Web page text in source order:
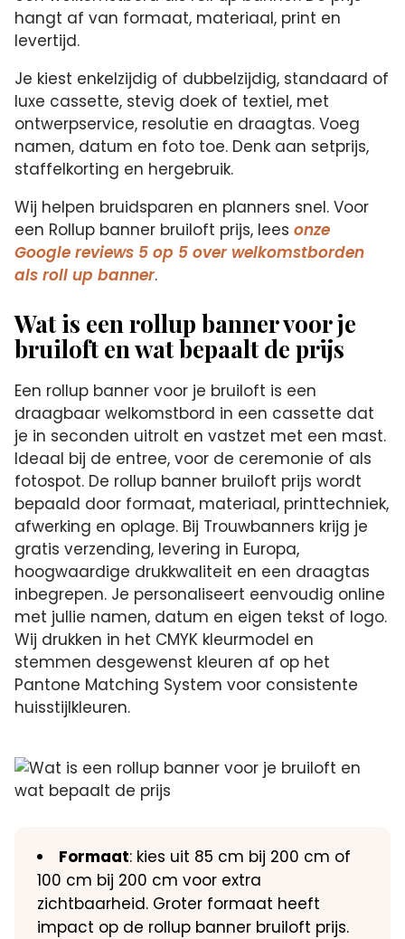
hangt af van formaat, materiaal, print en
levertijd.
Je kiest enkelzijdig of dubbelzijdig, standaard of
luxe cassette, stevig doek of textiel, met
ontwerpservice, resolutie en draagtas. Voeg
namen, datum en foto toe. Denk aan setprijs,
staffelkorting en hergebruik.
Wij helpen bruidsparen en planners snel. Voor
een Rollup banner bruiloft prijs, leesonze
Google reviews 5 op 5 over welkomstborden
als roll up banner.
Wat is een rollup banner voor je
bruiloft en wat bepaalt de prijs
Een rollup banner voor je bruiloft is een
draagbaar welkomstbord in een cassette dat
je in seconden uitrolt en vastzet met een mast.
Ideaal bij de entree, voor de ceremonie of als
fotospot. De rollup banner bruiloft prijs wordt
bepaald door formaat, materiaal, printtechniek,
afwerking en oplage. Bij Trouwbanners krijg je
gratis verzending, levering in Europa,
hoogwaardige drukkwaliteit en een draagtas
inbegrepen. Je personaliseert eenvoudig online
met jullie namen, datum en eigen tekst of logo.
Wij drukken in het CMYK kleurmodel en
stemmen desgewenst kleuren af op het
Pantone Matching System voor consistente
huisstijlkleuren.
Formaat: kies uit 85 cm bij 200 cm of
100 cm bij 200 cm voor extra
zichtbaarheid. Groter formaat heeft
impact op de rollup banner bruiloft prijs.